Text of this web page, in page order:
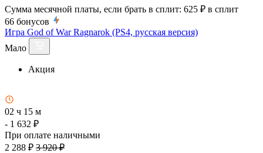
Сумма месячной платы, если брать в сплит: 625 ₽ в сплит
66 бонусов
Игра God of War Ragnarok (PS4, русская версия)
Мало
Акция
02 ч 15 м
- 1 632 ₽
При оплате наличными
2 288 ₽ 3 920 ₽